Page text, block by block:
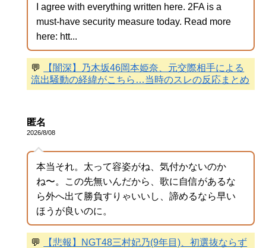
I agree with everything written here. 2FA is a
must-have security measure today. Read more
here: htt...
💬
【闇深】乃木坂46岡本姫奈、元交際相手による
流出騒動の経緯がこちら…当時のスレの反応まとめ
匿名
2026/8/08
本当それ。太って容姿がね、気付かないのか
ね〜。この先無いんだから、歌に自信があるな
ら外へ出て勝負すりゃいいし、諦めるなら早い
ほうが良いのに。
💬
【悲報】NGT48三村妃乃(9年目)、初選抜ならず